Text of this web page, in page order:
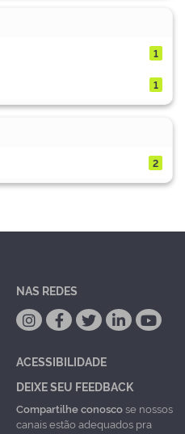
1
1
2
NAS REDES
ACESSIBILIDADE
DEIXE SEU FEEDBACK
Compartilhe conoscose nossos
canais estão adequados pra